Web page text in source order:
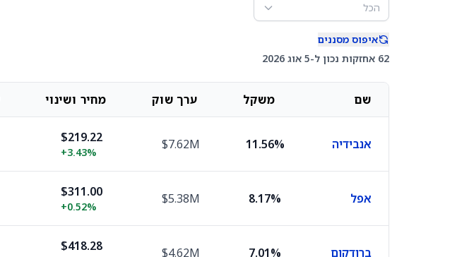
הכל
איפוס מסננים
62 אחזקות נכון ל-5 אוג 2026
שם משקל ערך שוק מחיר ושינוי
אנבידיה 11.56%
$7.62M
$219.22
+3.43%
אפל 8.17%
$5.38M
$311.00
+0.52%
ברודקום 7.01%
$4.62M
$418.28